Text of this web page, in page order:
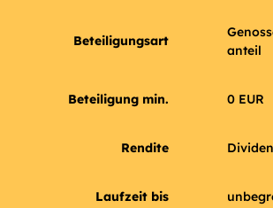
Beteiligungsart
anteil
Beteiligung min. 0 EUR
Rendite
Laufzeit bis